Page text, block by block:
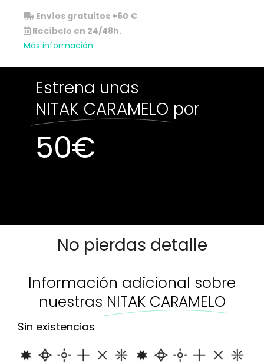
Envíos gratuitos +60 €.
Recíbelo en 24/48h.
Más información
Estrena unas
NITAK CARAMELO por
50€
No pierdas detalle
Información adicional sobre
nuestras NITAK CARAMELO
Sin existencias